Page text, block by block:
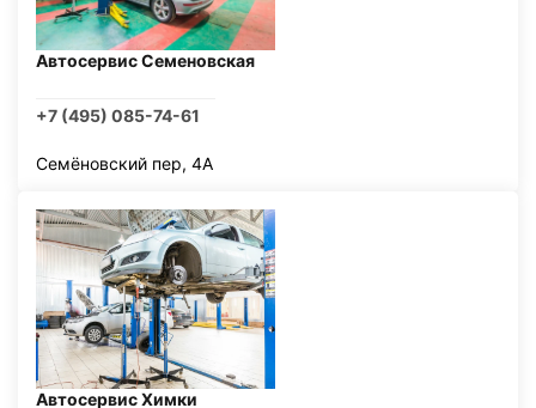
Автосервис Семеновская
+7 (495) 085-74-61
Семёновский пер, 4А
Автосервис Химки